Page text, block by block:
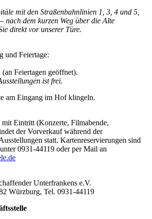
mit den Straßenbahnlinien 1, 3, 4 und 5,
nach dem kurzen Weg über die Alte
direkt vor unserer Türe.
und Feiertage:
Feiertagen geöffnet).
ist frei.
am Eingang im Hof klingeln.
mit Eintritt (Konzerte, Filmabende,
der Vorverkauf während der
statt. Kartenreservierungen sind
0931-44119 oder per Mail an
Unterfrankens e.V.
Würzburg, Tel. 0931-44119